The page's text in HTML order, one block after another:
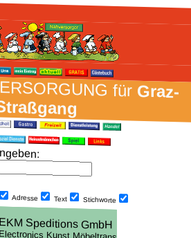
fürGraz-
:
Adresse Text Stich­worte